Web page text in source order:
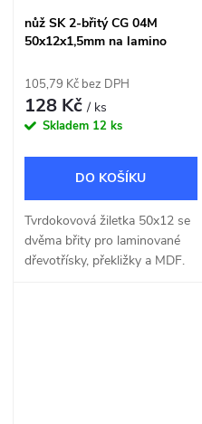
nůž SK 2-břitý CG 04M
50x12x1,5mm na lamino
105,79 Kč bez DPH
128 Kč/ ks
Skladem 12 ks
DO KOŠÍKU
Tvrdokovová žiletka 50x12 se
dvěma břity pro laminované
dřevotřísky, překližky a MDF.